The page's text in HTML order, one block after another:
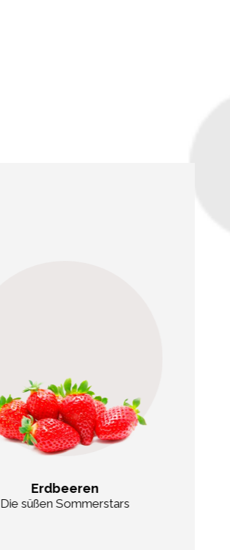
Erdbeeren
Die süßen Sommerstars